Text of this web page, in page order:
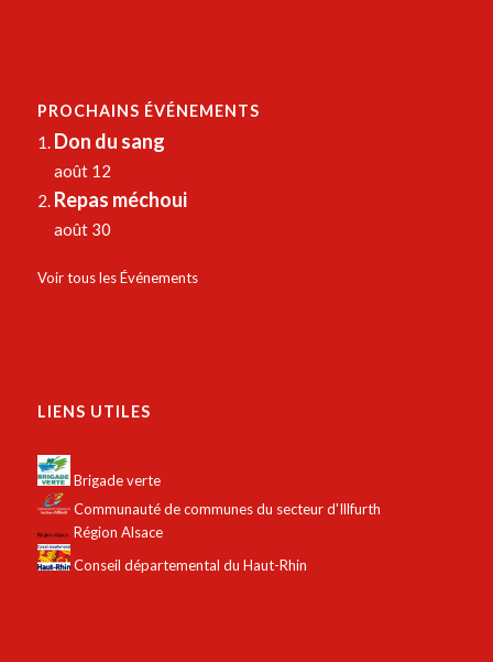
PROCHAINS ÉVÉNEMENTS
Don du sang
août 12
Repas méchoui
août 30
Voir tous les Événements
LIENS UTILES
Brigade verte
Communauté de communes du secteur d'Illfurth
Région Alsace
Conseil départemental du Haut-Rhin